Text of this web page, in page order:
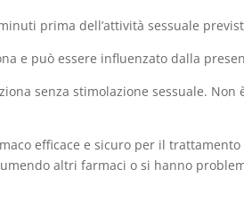
prima dell’attività sessuale
e può essere influenzato dalla
senza stimolazione sessuale.
efficace e sicuro per il
altri farmaci o si hanno